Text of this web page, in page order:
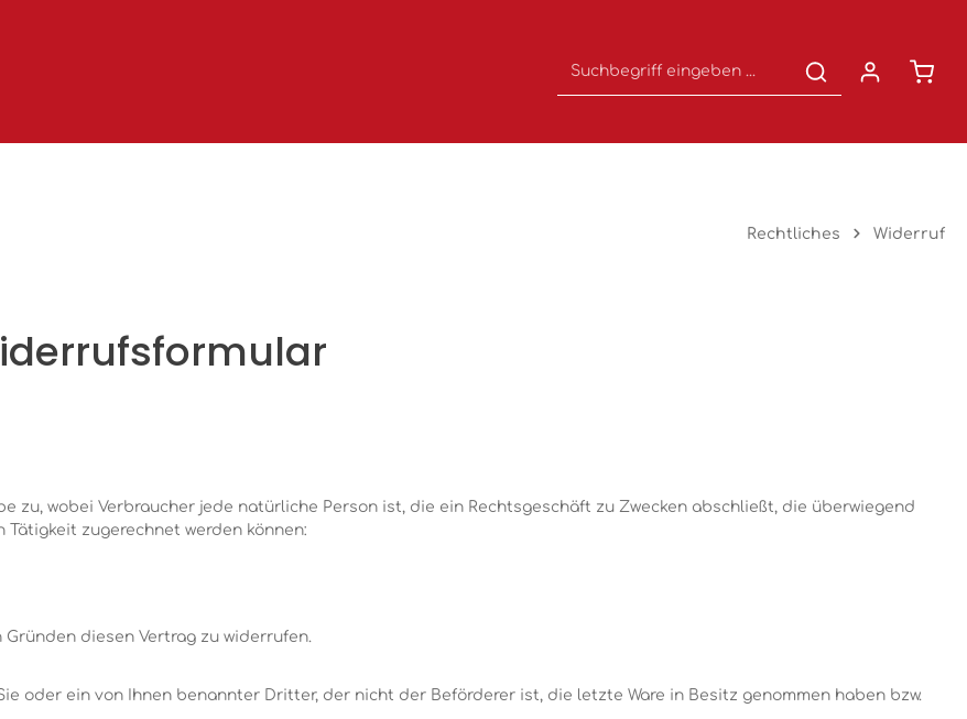
Rechtliches Widerruf
zu, wobei Verbraucher jede natürliche Person ist, die ein Rechtsgeschäft zu Zwecken abschließt, die überwiegend
zugerechnet werden können:
diesen Vertrag zu widerrufen.
oder ein von Ihnen benannter Dritter, der nicht der Beförderer ist, die letzte Ware in Besitz genommen haben bzw.